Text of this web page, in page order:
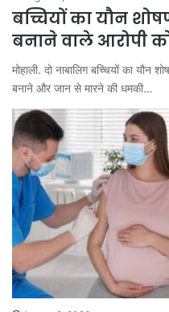
बच्चियों का यौन
बनाने वाले आरोपी
मोहाली. दो नाबालिग बच्चियों का
बनाने और जान से मारने की धमकी…